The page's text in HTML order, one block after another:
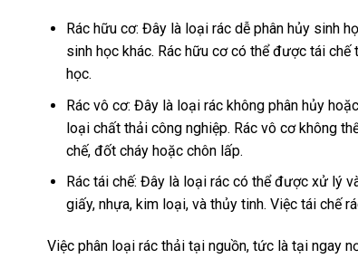
Rác hữu cơ: Đây là loại rác dễ phân hủy sinh
sinh học khác. Rác hữu cơ có thể được tái
học.
Rác vô cơ: Đây là loại rác không phân hủy
loại chất thải công nghiệp. Rác vô cơ không
chế, đốt cháy hoặc chôn lấp.
Rác tái chế: Đây là loại rác có thể được xử lý
giấy, nhựa, kim loại, và thủy tinh. Việc tái chế
Việc phân loại rác thải tại nguồn, tức là tại ngay